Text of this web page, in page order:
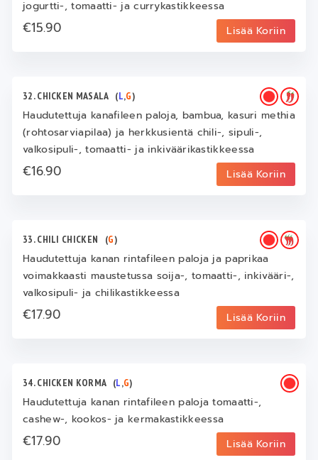
jogurtti-, tomaatti- ja currykastikkeessa
€15.90 Lisää Koriin
32. CHICKEN MASALA (L,G)
Haudutettuja kanafileen paloja, bambua, kasuri methia
(rohtosarviapilaa) ja herkkusientä chili-, sipuli-,
valkosipuli-, tomaatti- ja inkiväärikastikkeessa
€16.90 Lisää Koriin
33. CHILI CHICKEN (G)
Haudutettuja kanan rintafileen paloja ja paprikaa
voimakkaasti maustetussa soija-, tomaatti-, inkivääri-,
valkosipuli- ja chilikastikkeessa
€17.90 Lisää Koriin
34. CHICKEN KORMA (L,G)
Haudutettuja kanan rintafileen paloja tomaatti-,
cashew-, kookos- ja kermakastikkeessa
€17.90 Lisää Koriin